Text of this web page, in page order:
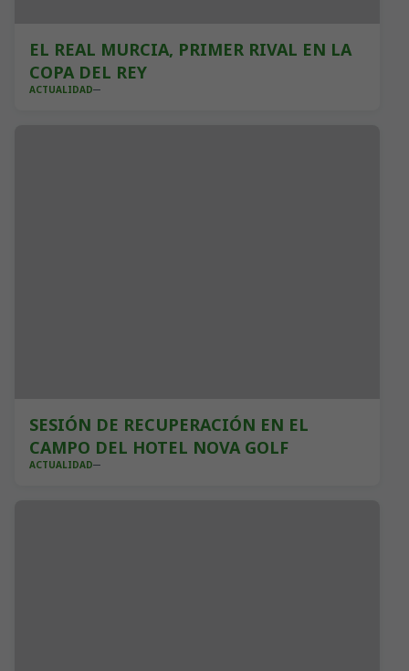
EL REAL MURCIA, PRIMER RIVAL EN LA
COPA DEL REY
ACTUALIDAD
SESIÓN DE RECUPERACIÓN EN EL
CAMPO DEL HOTEL NOVA GOLF
ACTUALIDAD